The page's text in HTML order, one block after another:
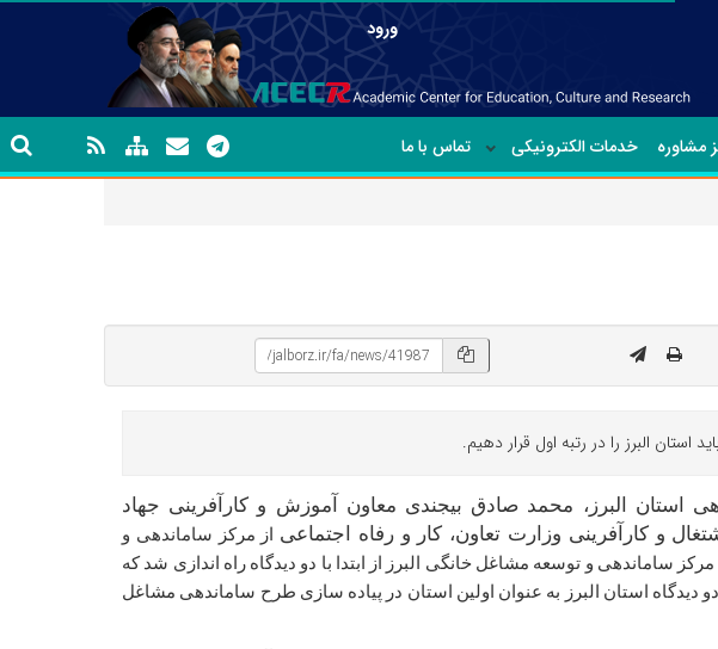
ورود
مشاوره خدمات الکترونیکی تماس با ما
البرز را در رتبه اول قرار دهیم.
استان البرز، محمد صادق بیجندی معاون آموزش و کارآفرینی جهاد
و کارآفرینی‌ وزارت تعاون، کار و رفاه اجتماعی از مرکز ساماندهی و
ساماندهی و توسعه مشاغل خانگی البرز از ابتدا با دو دیدگاه راه اندازی شد که
دیدگاه استان البرز به عنوان اولین استان در پیاده سازی طرح ساماندهی مشاغل